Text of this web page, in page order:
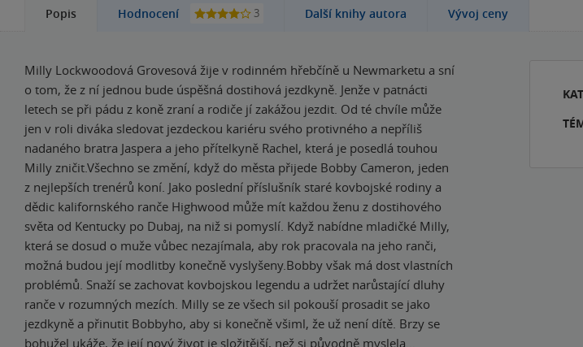
Popis Hodnocení 3 Další knihy autora Vývoj ceny
Milly Lockwoodová Grovesová žije v rodinném hřebčíně u Newmarketu a sní
o tom, že z ní jednou bude úspěšná dostihová jezdkyně. Jenže v patnácti
letech se při pádu z koně zraní a rodiče jí zakážou jezdit. Od té chvíle může
jen v roli diváka sledovat jezdeckou kariéru svého protivného a nepříliš
nadaného bratra Jaspera a jeho přítelkyně Rachel, která je posedlá touhou
Milly zničit.Všechno se změní, když do města přijede Bobby Cameron, jeden
z nejlepších trenérů koní. Jako poslední příslušník staré kovbojské rodiny a
dědic kalifornského ranče Highwood může mít každou ženu z dostihového
světa od Kentucky po Dubaj, na niž si pomyslí. Když nabídne mladičké Milly,
která se dosud o muže vůbec nezajímala, aby rok pracovala na jeho ranči,
možná budou její modlitby konečně vyslyšeny.Bobby však má dost vlastních
problémů. Snaží se zachovat kovbojskou legendu a udržet narůstající dluhy
ranče v rozumných mezích. Milly se ze všech sil pokouší prosadit se jako
jezdkyně a přinutit Bobbyho, aby si konečně všiml, že už není dítě. Brzy se
bohužel ukáže, že její nový život je složitější, než si původně myslela...